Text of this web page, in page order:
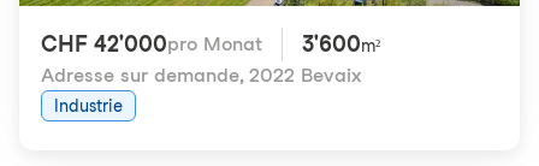
CHF 42'000pro Monat 3'600m²
Adresse sur demande, 2022 Bevaix
Industrie